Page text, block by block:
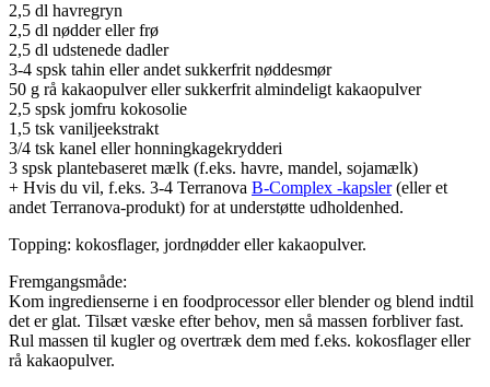
2,5 dl havregryn
2,5 dl nødder eller frø
2,5 dl udstenede dadler
3-4 spsk tahin eller andet sukkerfrit nøddesmør
50 g rå kakaopulver eller sukkerfrit almindeligt kakaopulver
2,5 spsk jomfru kokosolie
1,5 tsk vaniljeekstrakt
3/4 tsk kanel eller honningkagekrydderi
3 spsk plantebaseret mælk (f.eks. havre, mandel, sojamælk)
+ Hvis du vil, f.eks. 3-4 Terranova B-Complex -kapsler (eller et
andet Terranova-produkt) for at understøtte udholdenhed.
Topping: kokosflager, jordnødder eller kakaopulver.
Fremgangsmåde:
Kom ingredienserne i en foodprocessor eller blender og blend indtil
det er glat. Tilsæt væske efter behov, men så massen forbliver fast.
Rul massen til kugler og overtræk dem med f.eks. kokosflager eller
rå kakaopulver.